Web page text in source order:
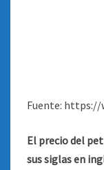
Fuente: https://
El precio del
sus siglas en